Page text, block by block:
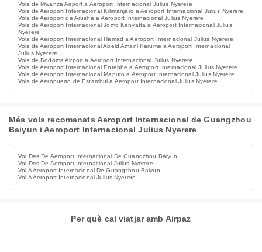
Vols de Mwanza Airport a Aeroport Internacional Julius Nyerere
Vols de Aeroport Internacional Kilimanjaro a Aeroport Internacional Julius Nyerere
Vols de Aeroport de Arusha a Aeroport Internacional Julius Nyerere
Vols de Aeroport Internacional Jomo Kenyatta a Aeroport Internacional Julius
Nyerere
Vols de Aeroport Internacional Hamad a Aeroport Internacional Julius Nyerere
Vols de Aeroport Internacional Abeid Amani Karume a Aeroport Internacional
Julius Nyerere
Vols de Dodoma Airport a Aeroport Internacional Julius Nyerere
Vols de Aeroport Internacional Entebbe a Aeroport Internacional Julius Nyerere
Vols de Aeroport Internacional Maputo a Aeroport Internacional Julius Nyerere
Vols de Aeropuerto de Estambul a Aeroport Internacional Julius Nyerere
Més vols recomanats Aeroport Internacional de Guangzhou
Baiyun i Aeroport Internacional Julius Nyerere
Vol Des De Aeroport Internacional De Guangzhou Baiyun
Vol Des De Aeroport Internacional Julius Nyerere
Vol A Aeroport Internacional De Guangzhou Baiyun
Vol A Aeroport Internacional Julius Nyerere
Per què cal viatjar amb Airpaz